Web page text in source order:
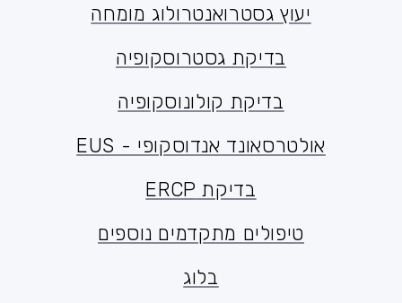
יעוץ גסטרואנטרולוג מומחה
בדיקת גסטרוסקופיה
בדיקת גסטרוסקופיה
בדיקת קולונוסקופיה
אולטרסאונד אנדוסקופי - EUS
בדיקת ERCP
טיפולים מתקדמים נוספים
טיפולים מתקדמים נוספים
בלוג